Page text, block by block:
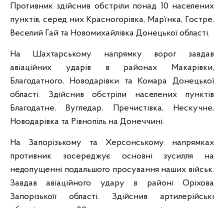
Противник здійснив обстріли понад 10 населених
пунктів, серед них Красногорівка, Мар’їнка, Гостре,
Веселий Гай та Новомихайлівка Донецької області.
На Шахтарському напрямку ворог завдав
авіаційних ударів в районах Макарівки,
Благодатного, Новодарівки та Комара Донецької
області. Здійснив обстріли населених пунктів
Благодатне, Вугледар, Пречистівка, Нескучне,
Новодарівка та Рівнопіль на Донеччині.
На Запорізькому та Херсонському напрямках
противник зосереджує основні зусилля на
недопущенні подальшого просування наших військ.
Завдав авіаційного удару в районі Оріхова
Запорізькоїї області. Здійснив артилерійські